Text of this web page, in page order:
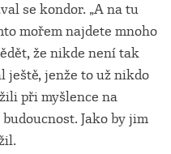
se kondor. „A na tu
mořem najdete mnoho
že nikde není tak
ještě, jenže to už nikdo
při myšlence na
Jako by jim